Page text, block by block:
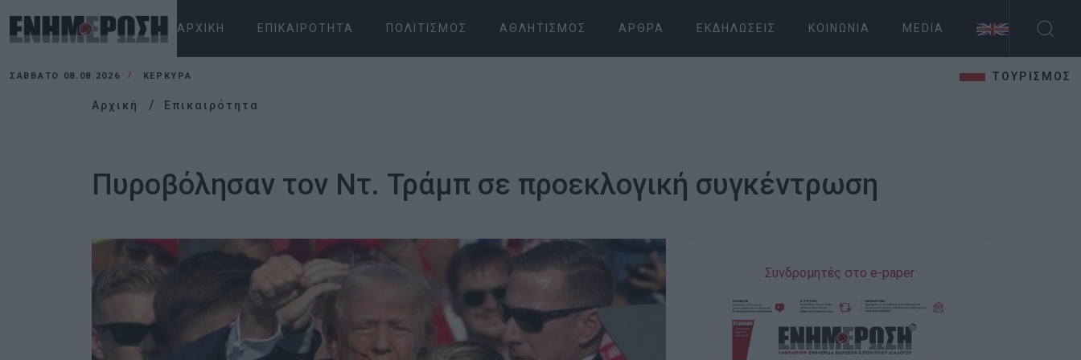
ΑΡΧΙΚΉ ΕΠΙΚΑΙΡΌΤΗΤΑ ΠΟΛΙΤΙΣΜΌΣ ΑΘΛΗΤΙΣΜΌΣ ΆΡΘΡΑ ΕΚΔΗΛΏΣΕΙΣ ΚΟΙΝΩΝΊΑ MEDIA
ΣΆΒΒΑΤΟ 08.08.2026 ΚΕΡΚΥΡΑ ΤΟΥΡΙΣΜΟΣ
Αρχική Επικαιρότητα
Πυροβόλησαν τον Ντ. Τράμπ σε προεκλογική συγκέντρωση
Συνδρομητές στο e-paper